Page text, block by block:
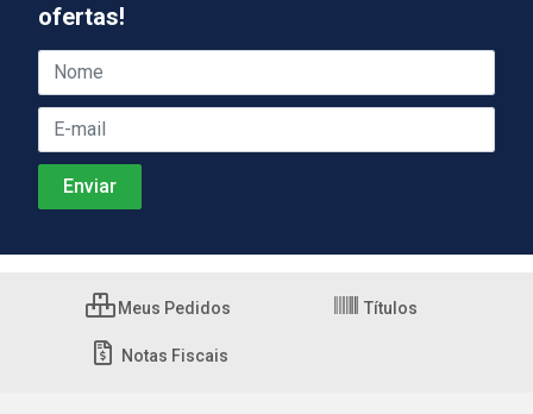
ofertas!
Meus Pedidos Títulos
Notas Fiscais